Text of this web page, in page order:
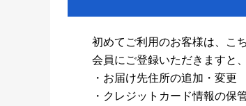
初めてご利用のお客様は、こ
会員にご登録いただきますと
・お届け先住所の追加・変更
・クレジットカード情報の保